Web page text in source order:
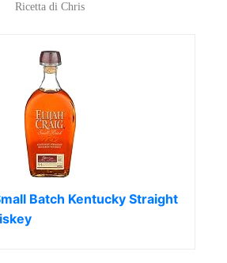
Ricetta di Chris
Batch Kentucky Straight